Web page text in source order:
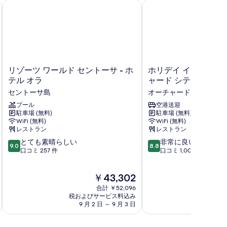
ンター
リ
ゾ
ー
ツ
ワ
ー
ル
ド
セ
ン
ル
リゾーツ ワールド セントーサ - ホ
テル オラ
セントーサ島
プール
駐車場 (無料)
WiFi (無料)
レストラン
10
段
素
9.0 とても素晴らしい
口コミ 257 件
現
在
の
料
金
￥43,302
合計 ￥52,096
税およびサービス料込み
9 月 2 日 ～ 9 月 3 日
リゾーツ ワールド セントーサ - ホテル オラ
ホ
リ
デ
イ
イ
ン
シ
ン
ガ
ポ
ー
ホリデイ イン シン
ャード シティ セン
オーチャード
空港送迎
駐車場 (無料)
WiFi (無料)
レストラン
10
段
良
8.8 非常に良い
口コミ 1,004 件
ホリデイ イン シンガ